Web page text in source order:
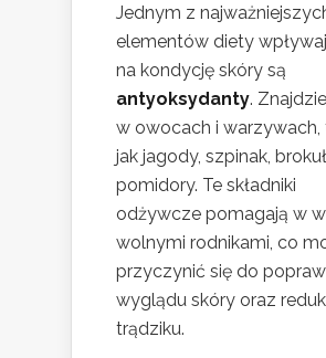
Jednym z
elementów diety
na kondycję skóry są
antyoksydanty.
w owocach i warzywach,
jak jagody, szpinak,
pomidory. Te składniki
odżywcze pomagają w
wolnymi rodnikami, co
przyczynić się do
wyglądu skóry oraz
trądziku.